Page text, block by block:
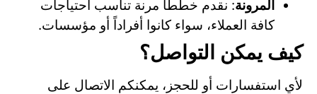
المرونة: نقدم خططاً مرنة تناسب احتياجات
كافة العملاء، سواء كانوا أفراداً أو مؤسسات.
كيف يمكن التواصل؟
لأي استفسارات أو للحجز، يمكنكم الاتصال على